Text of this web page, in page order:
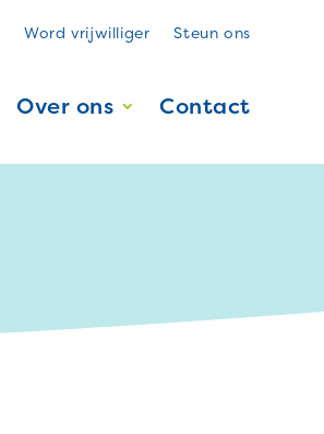
Word vrijwilliger Steun ons
Over ons Contact